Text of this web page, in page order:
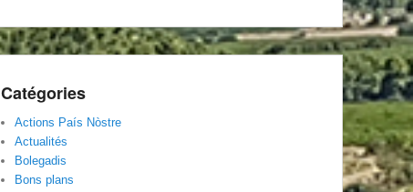
Catégories
Actions País Nòstre
Actualités
Bolegadis
Bons plans